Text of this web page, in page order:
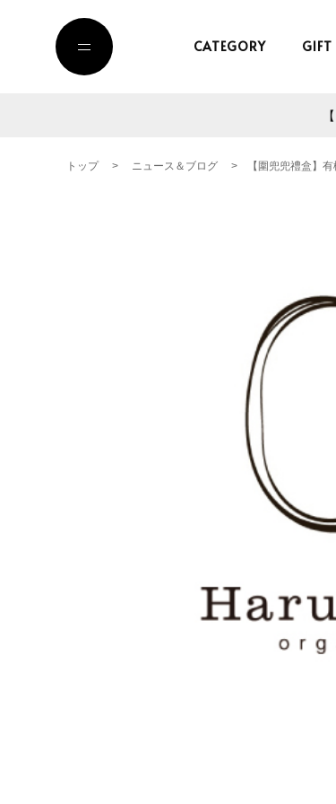
CATEGORY GIFT
トップ > ニュース＆ブログ > 【圍兜兜禮盒】